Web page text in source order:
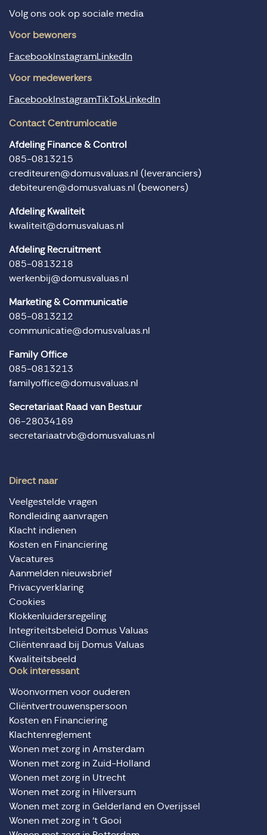
Volg ons ook op sociale media
Voor bewoners
Facebook Instagram LinkedIn
Voor medewerkers
Facebook InstagramTikTok LinkedIn
Contact Centrumlocatie
Afdeling Finance & Control
085-0813215
crediteuren@domusvaluas.nl (leveranciers)
debiteuren@domusvaluas.nl (bewoners)
Afdeling Kwaliteit
kwaliteit@domusvaluas.nl
Afdeling Recruitment
085-0813218
werkenbij@domusvaluas.nl
Marketing & Communicatie
085-0813212
communicatie@domusvaluas.nl
Family Office
085-0813213
familyoffice@domusvaluas.nl
Secretariaat Raad van Bestuur
06-28034169
secretariaatrvb@domusvaluas.nl
Direct naar
Veelgestelde vragen
Rondleiding aanvragen
Klacht indienen
Kosten en Financiering
Vacatures
Aanmelden nieuwsbrief
Privacyverklaring
Cookies
Klokkenluidersregeling
Integriteitsbeleid Domus Valuas
Cliëntenraad bij Domus Valuas
Kwaliteitsbeeld
Ook interessant
Woonvormen voor ouderen
Cliëntvertrouwenspersoon
Kosten en Financiering
Klachtenreglement
Wonen met zorg in Amsterdam
Wonen met zorg in Zuid-Holland
Wonen met zorg in Utrecht
Wonen met zorg in Hilversum
Wonen met zorg in Gelderland en Overijssel
Wonen met zorg in ‘t Gooi